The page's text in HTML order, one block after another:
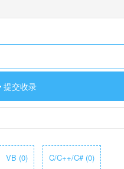
提交收录
VB (0) C/C++/C# (0)